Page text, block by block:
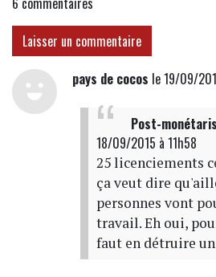
Laisser un commentaire
pays de cocos le 19/09/
Post-
18/09/2015 à 11h58
25 licenciements
ça veut dire
personnes vont
travail. Eh oui,
faut en détruire